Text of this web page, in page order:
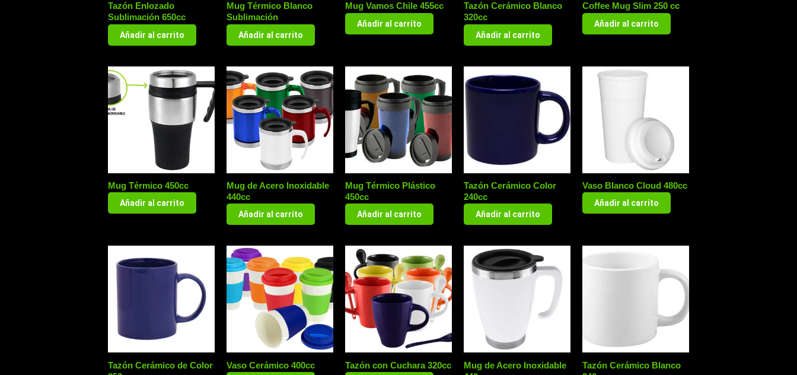
Tazón Enlozado
Sublimación 650cc
Añadir al carrito
Mug Térmico Blanco
Sublimación
Añadir al carrito
Mug Vamos Chile 455cc
Añadir al carrito
Tazón Cerámico Blanco
320cc
Añadir al carrito
Coffee Mug Slim 250 cc
Añadir al carrito
Mug Térmico 450cc
Añadir al carrito
Mug de Acero Inoxidable
440cc
Añadir al carrito
Mug Térmico Plástico
450cc
Añadir al carrito
Tazón Cerámico Color
240cc
Añadir al carrito
Vaso Blanco Cloud 480cc
Añadir al carrito
Tazón Cerámico de Color
Vaso Cerámico 400cc Tazón con Cuchara 320cc
Mug de Acero Inoxidable
Tazón Cerámico Blanco